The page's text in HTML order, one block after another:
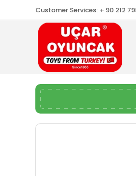
Customer Services: + 90 212